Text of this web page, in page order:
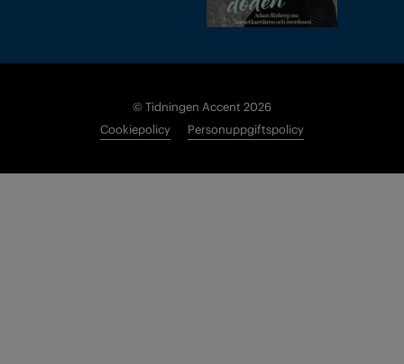
© Tidningen Accent 2026
Cookiepolicy
Personuppgiftspolicy